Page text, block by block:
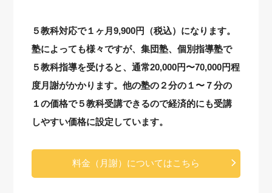
５教科対応で１ヶ月9,900円（税込）になります。
塾によっても様々ですが、集団塾、個別指導塾で
５教科指導を受けると、通常20,000円〜70,000円程
度月謝がかかります。他の塾の２分の１〜７分の
１の価格で５教科受講できるので経済的にも受講
しやすい価格に設定しています。
料金（月謝）についてはこちら